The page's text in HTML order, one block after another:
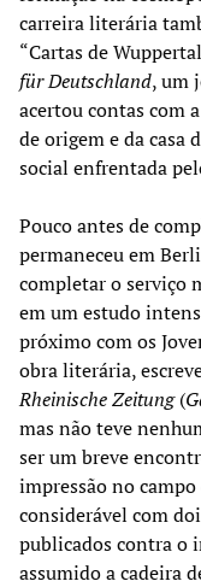
carreira literária
“Cartas de
für Deutschland, um
acertou contas com
de origem e da casa
social enfrentada
Pouco antes de
permaneceu em
completar o serviço
em um estudo
próximo com os
obra literária,
Rheinische Zeitung(
mas não teve
ser um breve
impressão no
considerável com
publicados contra o
assumido a cadeira